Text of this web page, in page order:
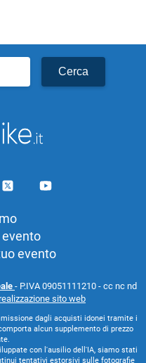
evento
evento
- P.IVA 09051111210 - cc nc nd
sito web
dagli acquisti idonei tramite i
alcun supplemento di prezzo
con l'ausilio dell'IA, siamo stati
tentativi estorsivi sulle fotografie